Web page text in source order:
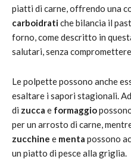
piatti di carne, offrendo una
carboidratiche bilancia il
forno, come descritto in
salutari, senza
Le polpette possono anche
esaltare i sapori stagionali.
di zucca e formaggio
per un arrosto di carne,
zucchine e menta possono
un piatto di pesce alla griglia.